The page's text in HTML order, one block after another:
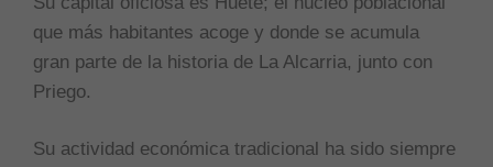
que más habitantes acoge y donde se acumula
gran parte de la historia de La Alcarria, junto con
Priego.
Su actividad económica tradicional ha sido siempre